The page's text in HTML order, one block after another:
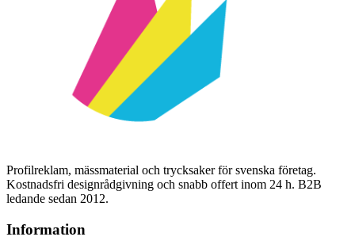
Profilreklam, mässmaterial och trycksaker för svenska företag.
Kostnadsfri designrådgivning och snabb offert inom 24 h. B2B
ledande sedan 2012.
Information